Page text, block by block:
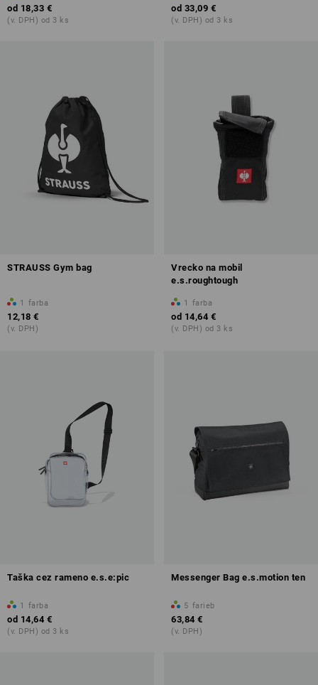
od 18,33 €
(v. DPH) od 3 ks
od 33,09 €
(v. DPH) od 3 ks
STRAUSS Gym bag
1 farba
12,18 €
(v. DPH)
Vrecko na mobil
e.s.roughtough
1 farba
od 14,64 €
(v. DPH) od 3 ks
Taška cez rameno e.s.e:pic
1 farba
od 14,64 €
(v. DPH) od 3 ks
Messenger Bag e.s.motion ten
5 farieb
63,84 €
(v. DPH)